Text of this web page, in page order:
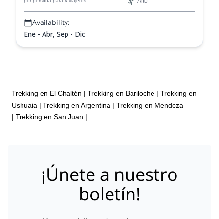
Availability:
Ene - Abr, Sep - Dic
Trekking en El Chaltén | Trekking en Bariloche | Trekking en
Ushuaia | Trekking en Argentina | Trekking en Mendoza
| Trekking en San Juan |
¡Únete a nuestro
boletín!